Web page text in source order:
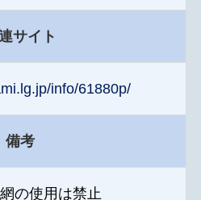
サイト
info/61880p/
備考
の使用は禁止